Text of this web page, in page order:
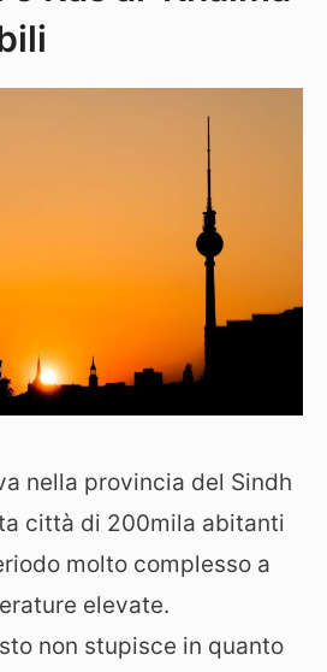
nella provincia del Sindh
città di 200mila abitanti
molto complesso a
elevate.
non stupisce in quanto